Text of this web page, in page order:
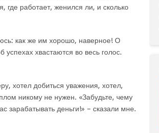
где работает, женился ли, и сколько
как же им хорошо, наверное! О
хвастаются во весь голос.
хотел добиться уважения, хотел,
никому не нужен. «Забудьте, чему
зарабатывать деньги!» – сказали мне.